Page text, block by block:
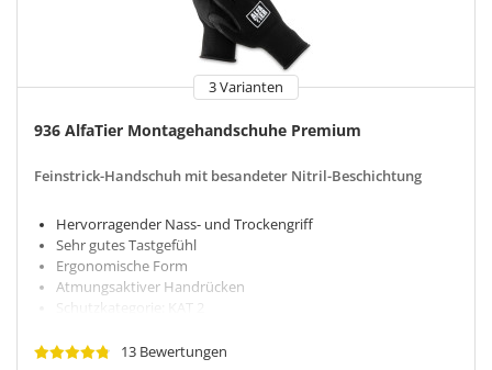
3 Varianten
936 AlfaTier Montagehandschuhe Premium
Feinstrick-Handschuh mit besandeter Nitril-Beschichtung
Hervorragender Nass- und Trockengriff
Sehr gutes Tastgefühl
Ergonomische Form
Atmungsaktiver Handrücken
Schutzkategorie: KAT 2
13 Bewertungen